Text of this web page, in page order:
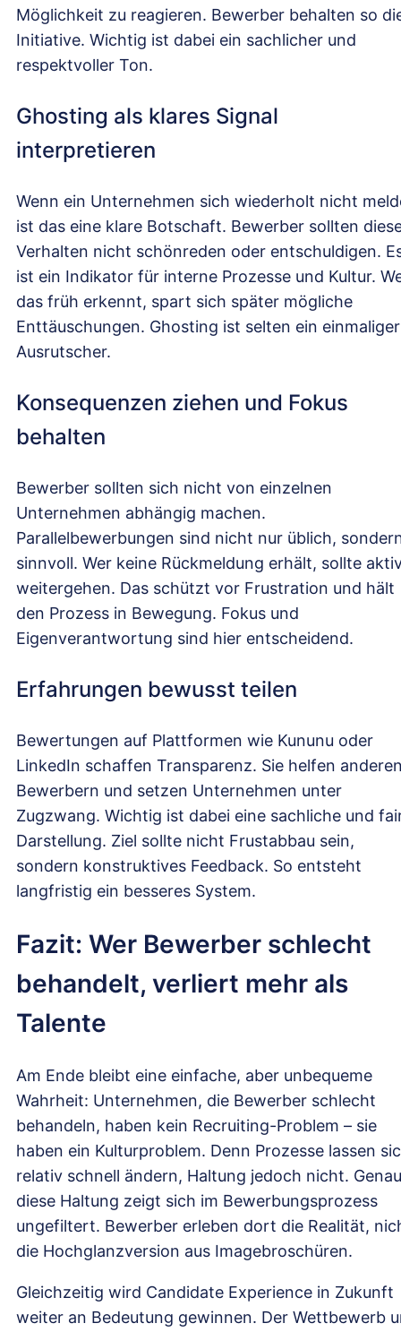
Möglichkeit zu reagieren. Bewerber behalten so
Initiative. Wichtig ist dabei ein sachlicher und
respektvoller Ton.
Ghosting als klares Signal
interpretieren
Wenn ein Unternehmen sich wiederholt nicht
ist das eine klare Botschaft. Bewerber sollten
Verhalten nicht schönreden oder entschuldigen.
ist ein Indikator für interne Prozesse und Kultur.
das früh erkennt, spart sich später mögliche
Enttäuschungen. Ghosting ist selten ein einmaliger
Ausrutscher.
Konsequenzen ziehen und Fokus
behalten
Bewerber sollten sich nicht von einzelnen
Unternehmen abhängig machen.
Parallelbewerbungen sind nicht nur üblich,
sinnvoll. Wer keine Rückmeldung erhält, sollte
weitergehen. Das schützt vor Frustration und hält
den Prozess in Bewegung. Fokus und
Eigenverantwortung sind hier entscheidend.
Erfahrungen bewusst teilen
Bewertungen auf Plattformen wie Kununu oder
LinkedIn schaffen Transparenz. Sie helfen
Bewerbern und setzen Unternehmen unter
Zugzwang. Wichtig ist dabei eine sachliche und
Darstellung. Ziel sollte nicht Frustabbau sein,
sondern konstruktives Feedback. So entsteht
langfristig ein besseres System.
Fazit: Wer Bewerber schlecht
behandelt, verliert mehr als
Talente
Am Ende bleibt eine einfache, aber unbequeme
Wahrheit: Unternehmen, die Bewerber schlecht
behandeln, haben kein Recruiting-Problem – sie
haben ein Kulturproblem. Denn Prozesse lassen
relativ schnell ändern, Haltung jedoch nicht. Genau
diese Haltung zeigt sich im Bewerbungsprozess
ungefiltert. Bewerber erleben dort die Realität,
die Hochglanzversion aus Imagebroschüren.
Gleichzeitig wird Candidate Experience in Zukunft
weiter an Bedeutung gewinnen. Der Wettbewerb